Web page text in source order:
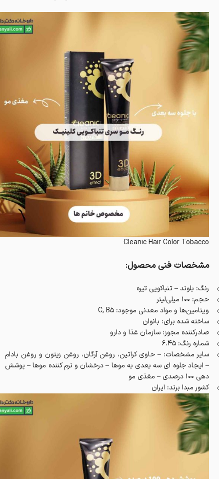
Cleanic Hair Color Tobacco
مشخصات فنی محصول:
رنگ: بلوند – تنباکویی تیره
حجم: 100 میلی‌لیتر
ویتامین‌ها و مواد معدنی موجود: C, B5
ساخته شده برای: بانوان
صادرکننده مجوز: سازمان غذا و دارو
شماره رنگ: 6.45
سایر مشخصات: – حاوی کراتین، روغن آرگان، روغن زیتون و روغن بادام
– ایجاد جلوه ای سه بعدی به موها – درخشان و نرم کننده موها – پوشش
دهی 100 درصدی – مغذی مو
کشور مبدا برند: ایران